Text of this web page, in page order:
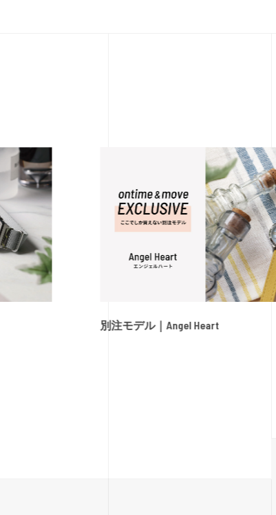
別注モデル｜Angel Heart